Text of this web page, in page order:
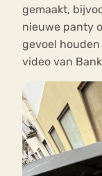
gemaakt,
nieuwe panty
gevoel
video van